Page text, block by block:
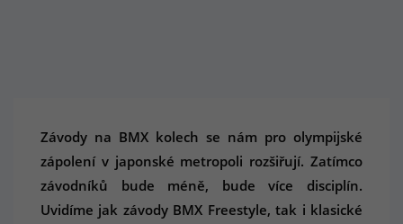
Závody na BMX kolech se nám pro olympijské
zápolení v japonské metropoli rozšiřují. Zatímco
závodníků bude méně, bude více disciplín.
Uvidíme jak závody BMX Freestyle, tak i klasické